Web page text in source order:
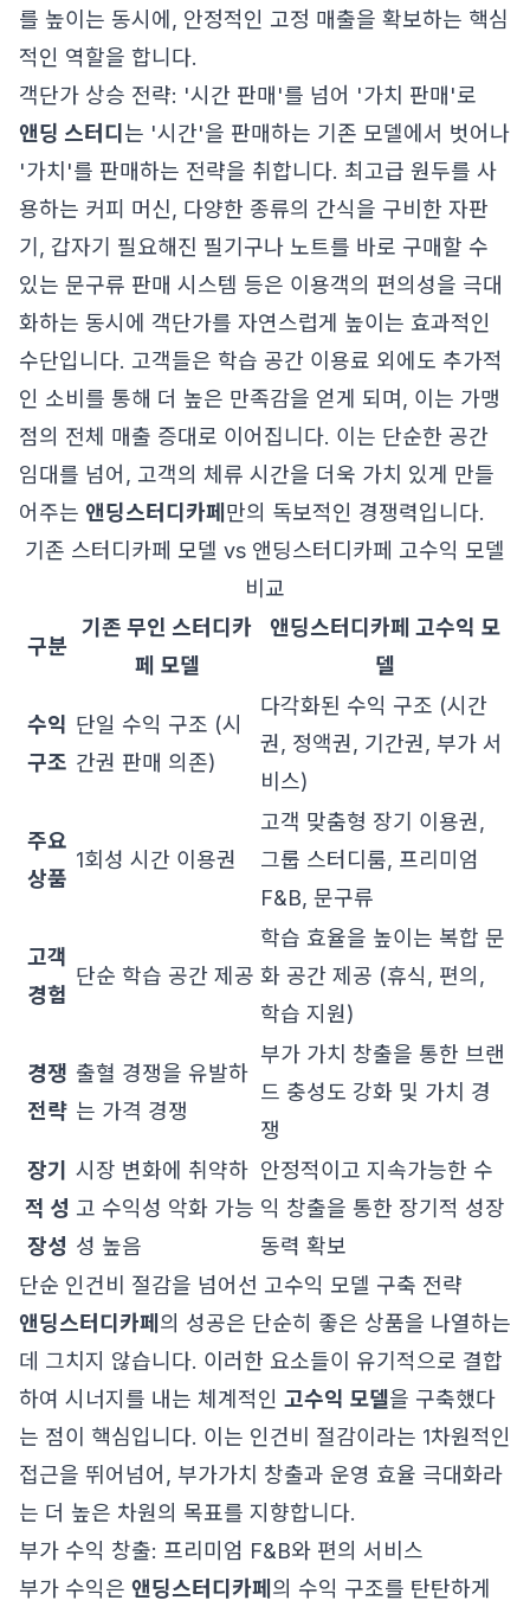
를 높이는 동시에, 안정적인 고정 매출을 확보하는 핵심
적인 역할을 합니다.
객단가 상승 전략: '시간 판매'를 넘어 '가치 판매'로
앤딩 스터디 는 '시간'을 판매하는 기존 모델에서 벗어나
'가치'를 판매하는 전략을 취합니다. 최고급 원두를 사
용하는 커피 머신, 다양한 종류의 간식을 구비한 자판
기, 갑자기 필요해진 필기구나 노트를 바로 구매할 수
있는 문구류 판매 시스템 등은 이용객의 편의성을 극대
화하는 동시에 객단가를 자연스럽게 높이는 효과적인
수단입니다. 고객들은 학습 공간 이용료 외에도 추가적
인 소비를 통해 더 높은 만족감을 얻게 되며, 이는 가맹
점의 전체 매출 증대로 이어집니다. 이는 단순한 공간
임대를 넘어, 고객의 체류 시간을 더욱 가치 있게 만들
어주는 앤딩스터디카페 만의 독보적인 경쟁력입니다.
기존 스터디카페 모델 vs 앤딩스터디카페 고수익 모델
비교
구분
기존 무인 스터디카
페 모델
앤딩스터디카페 고수익 모
델
수익
구조
단일 수익 구조 (시
간권 판매 의존)
다각화된 수익 구조 (시간
권, 정액권, 기간권, 부가 서
비스)
주요
상품
1회성 시간 이용권
고객 맞춤형 장기 이용권,
그룹 스터디룸, 프리미엄
F&B, 문구류
고객
경험
단순 학습 공간 제공
학습 효율을 높이는 복합 문
화 공간 제공 (휴식, 편의,
학습 지원)
경쟁
전략
출혈 경쟁을 유발하
는 가격 경쟁
부가 가치 창출을 통한 브랜
드 충성도 강화 및 가치 경
쟁
장기
적 성
장성
시장 변화에 취약하
고 수익성 악화 가능
성 높음
안정적이고 지속가능한 수
익 창출을 통한 장기적 성장
동력 확보
단순 인건비 절감을 넘어선 고수익 모델 구축 전략
앤딩스터디카페 의 성공은 단순히 좋은 상품을 나열하는
데 그치지 않습니다. 이러한 요소들이 유기적으로 결합
하여 시너지를 내는 체계적인 고수익 모델을 구축했다
는 점이 핵심입니다. 이는 인건비 절감이라는 1차원적인
접근을 뛰어넘어, 부가가치 창출과 운영 효율 극대화라
는 더 높은 차원의 목표를 지향합니다.
부가 수익 창출: 프리미엄 F&B와 편의 서비스
부가 수익은 앤딩스터디카페 의 수익 구조를 탄탄하게